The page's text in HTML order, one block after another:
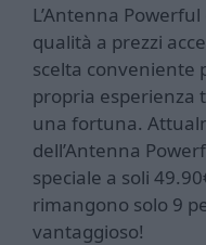
L’Antenna
qualità a prezzi
scelta conveniente
propria esperienza
una fortuna.
dell’Antenna
speciale a soli
rimangono solo 9
vantaggioso!